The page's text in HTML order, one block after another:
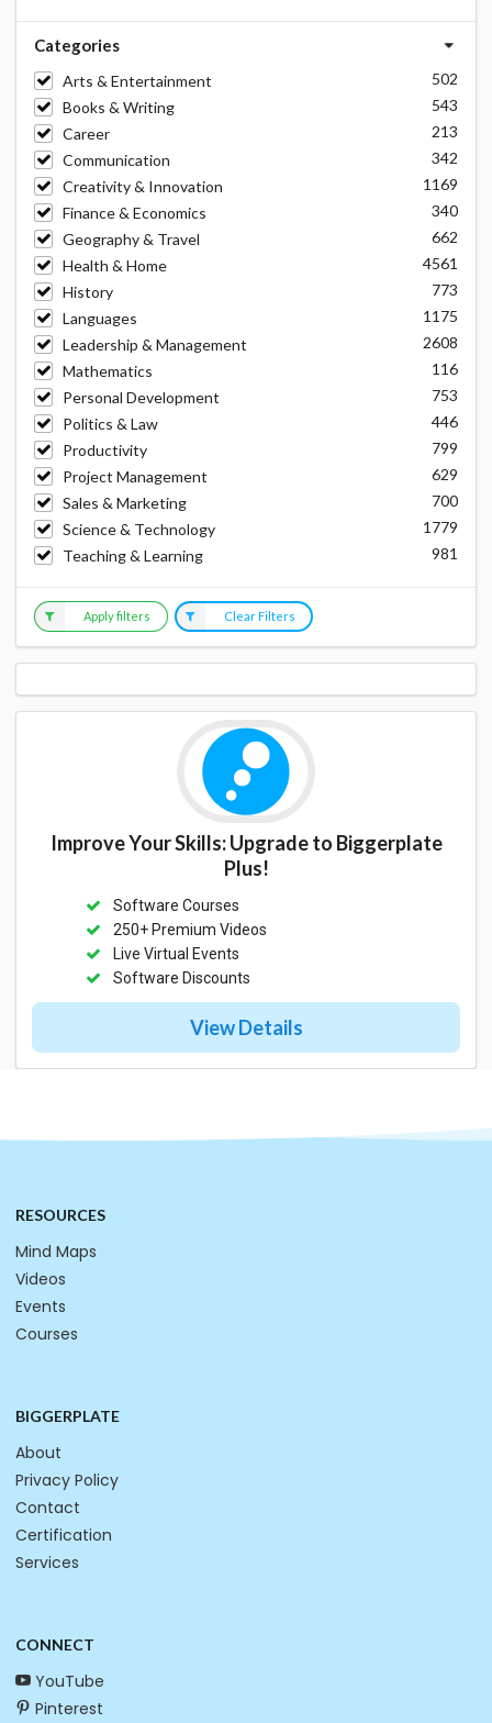
Categories
Arts & Entertainment
502
Books & Writing
543
Career
213
Communication
342
Creativity & Innovation
1169
Finance & Economics
340
Geography & Travel
662
Health & Home
4561
History
773
Languages
1175
Leadership & Management
2608
Mathematics
116
Personal Development
753
Politics & Law
446
Productivity
799
Project Management
629
Sales & Marketing
700
Science & Technology
1779
Teaching & Learning
981
Apply filters Clear Filters
Improve Your Skills: Upgrade to Biggerplate
Plus!
Software Courses
250+ Premium Videos
Live Virtual Events
Software Discounts
View Details
RESOURCES
Mind Maps
Videos
Events
Courses
BIGGERPLATE
About
Privacy Policy
Contact
Certification
Services
CONNECT
YouTube
Pinterest